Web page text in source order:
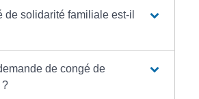
de solidarité familiale est-il
de congé de
?